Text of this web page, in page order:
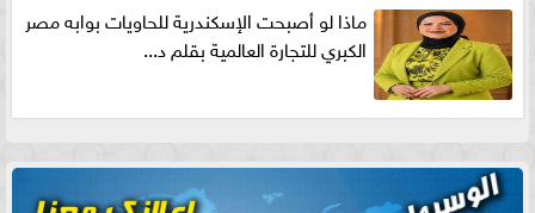
ماذا لو أصبحت الإسكندرية للحاويات بوابه مصر
الكبري للتجارة العالمية بقلم د...